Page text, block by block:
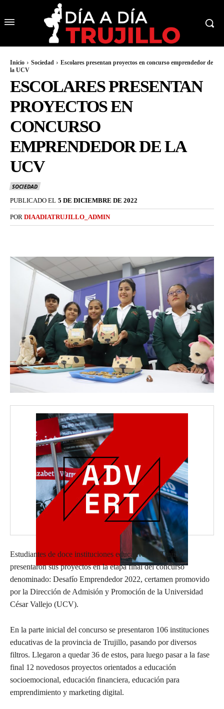
Inicio Sociedad
Escolares presentan proyectos en concurso emprendedor de
la UCV
ESCOLARES PRESENTAN
PROYECTOS EN
CONCURSO
EMPRENDEDOR DE LA
UCV
SOCIEDAD
PUBLICADO EL 5 DE DICIEMBRE DE 2022
POR DIAADIATRUJILLO_ADMIN
Estudiantes de doce instituciones educativas de Trujillo
presentaron sus proyectos en la etapa final del concurso
denominado: Desafío Emprendedor 2022, certamen promovido
por la Dirección de Admisión y Promoción de la Universidad
César Vallejo (UCV).
En la parte inicial del concurso se presentaron 106 instituciones
educativas de la provincia de Trujillo, pasando por diversos
filtros. Llegaron a quedar 36 de estos, para luego pasar a la fase
final 12 novedosos proyectos orientados a educación
socioemocional, educación financiera, educación para
emprendimiento y marketing digital.